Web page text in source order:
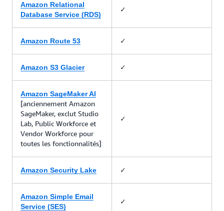
Amazon Relational
Database Service (RDS)
✓
Amazon Route 53 ✓
Amazon S3 Glacier ✓
Amazon SageMaker AI
[anciennement Amazon
SageMaker, exclut Studio
Lab, Public Workforce et
Vendor Workforce pour
toutes les fonctionnalités]
✓
Amazon Security Lake ✓
Amazon Simple Email
Service (SES)
✓